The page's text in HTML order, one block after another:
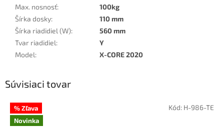
Max. nosnosť:
100kg
Šírka dosky:
110 mm
Šírka riadidiel (W):
560 mm
Tvar riadidiel:
Y
Model: X-CORE 2020
Súvisiaci tovar
% Zľava
Novinka
Kód: H-986-TE